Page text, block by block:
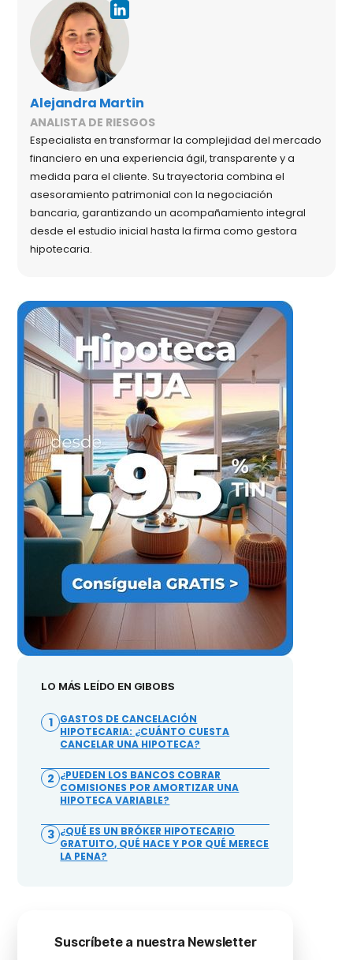
Alejandra Martin
ANALISTA DE RIESGOS
Especialista en transformar la complejidad del mercado
financiero en una experiencia ágil, transparente y a
medida para el cliente. Su trayectoria combina el
asesoramiento patrimonial con la negociación
bancaria, garantizando un acompañamiento integral
desde el estudio inicial hasta la firma como gestora
hipotecaria.
LO MÁS LEÍDO EN GIBOBS
1 GASTOS DE CANCELACIÓN
HIPOTECARIA: ¿CUÁNTO CUESTA
CANCELAR UNA HIPOTECA?
2 ¿PUEDEN LOS BANCOS COBRAR
COMISIONES POR AMORTIZAR UNA
HIPOTECA VARIABLE?
3 ¿QUÉ ES UN BRÓKER HIPOTECARIO
GRATUITO, QUÉ HACE Y POR QUÉ MERECE
LA PENA?
Suscríbete a nuestra Newsletter